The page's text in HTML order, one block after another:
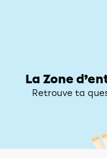
La Zone
Retrouve ta